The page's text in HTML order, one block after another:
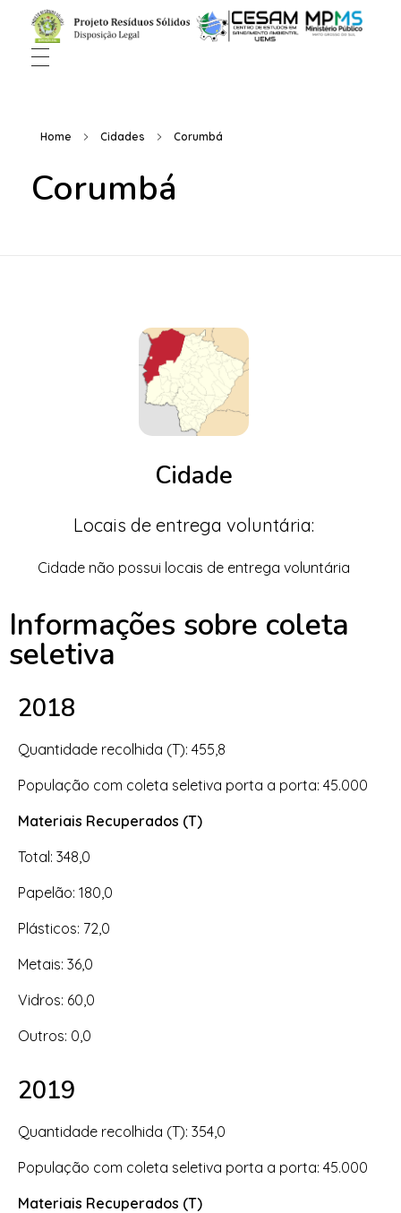
Home Cidades Corumbá
Corumbá
Cidade
Locais de entrega voluntária:
Cidade não possui locais de entrega voluntária
Informações sobre coleta
seletiva
2018
Quantidade recolhida (T): 455,8
População com coleta seletiva porta a porta: 45.000
Materiais Recuperados (T)
Total: 348,0
Papelão: 180,0
Plásticos: 72,0
Metais: 36,0
Vidros: 60,0
Outros: 0,0
2019
Quantidade recolhida (T): 354,0
População com coleta seletiva porta a porta: 45.000
Materiais Recuperados (T)